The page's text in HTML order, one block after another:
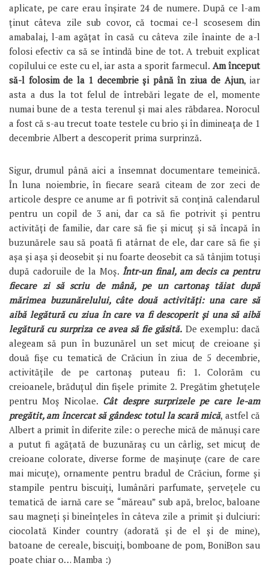
aplicate, pe care erau înșirate 24 de numere. După ce l-am
ținut câteva zile sub covor, că tocmai ce-l scosesem din
amabalaj, l-am agățat în casă cu câteva zile înainte de a-l
folosi efectiv ca să se întindă bine de tot. A trebuit explicat
copilului ce este cu el, iar asta a sporit farmecul. Am început
să-l folosim de la 1 decembrie și până în ziua de Ajun, iar
asta a dus la tot felul de întrebări legate de el, momente
numai bune de a testa terenul și mai ales răbdarea. Norocul
a fost că s-au trecut toate testele cu brio și în dimineața de 1
decembrie Albert a descoperit prima surprinză.
Sigur, drumul până aici a însemnat documentare temeinică.
În luna noiembrie, în fiecare seară citeam de zor zeci de
articole despre ce anume ar fi potrivit să conțină calendarul
pentru un copil de 3 ani, dar ca să fie potrivit și pentru
activități de familie, dar care să fie și micuț și să încapă în
buzunărele sau să poată fi atârnat de ele, dar care să fie și
așa și așa și deosebit și nu foarte deosebit ca să tânjim totuși
după cadoruile de la Moș. Într-un final, am decis ca pentru
fiecare zi să scriu de mână, pe un cartonaș tăiat după
mărimea buzunărelului, câte două activități: una care să
aibă legătură cu ziua în care va fi descoperit și una să aibă
legătură cu surpriza ce avea să fie găsită. De exemplu: dacă
alegeam să pun în buzunărel un set micuț de creioane și
două fișe cu tematică de Crăciun în ziua de 5 decembrie,
activitățile de pe cartonaș puteau fi: 1. Colorăm cu
creioanele, brăduțul din fișele primite 2. Pregătim ghetuțele
pentru Moș Nicolae. Cât despre surprizele pe care le-am
pregătit, am încercat să gândesc totul la scară mică, astfel că
Albert a primit în diferite zile: o pereche mică de mănuși care
a putut fi agățată de buzunăraș cu un cârlig, set micuț de
creioane colorate, diverse forme de mașinuțe (care de care
mai micuțe), ornamente pentru bradul de Crăciun, forme și
stampile pentru biscuiți, lumânări parfumate, șervețele cu
tematică de iarnă care se “măreau” sub apă, breloc, baloane
sau magneți și bineînțeles în câteva zile a primit și dulciuri:
ciocolată Kinder country (adorată și de el și de mine),
batoane de cereale, biscuiți, bomboane de pom, BoniBon sau
poate chiar o… Mamba :)